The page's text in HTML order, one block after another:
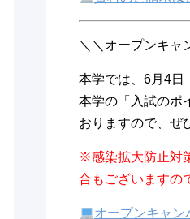
＼＼オープンキャ
本学では、6月4日
本学の「入試のポ
おりますので、ぜ
※感染拡大防止対
合もございますの
オープンキャン